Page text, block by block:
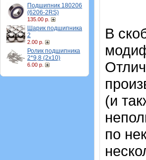
Подшипник 180206
(6206-2RS)
135.00 р.
Шарик подшипника
2
2.00 р.
Ролик подшипника
2*9,8 (2х10)
6.00 р.
В
(и
по